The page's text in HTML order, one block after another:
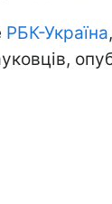
РБК-Україна